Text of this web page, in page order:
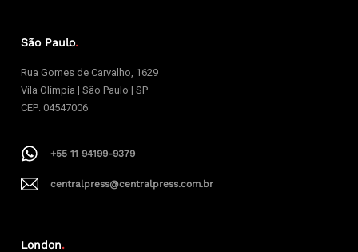
São Paulo.
Rua Gomes de Carvalho, 1629
Vila Olímpia | São Paulo | SP
CEP: 04547006
+55 11 94199-9379
centralpress@centralpress.com.br
London.